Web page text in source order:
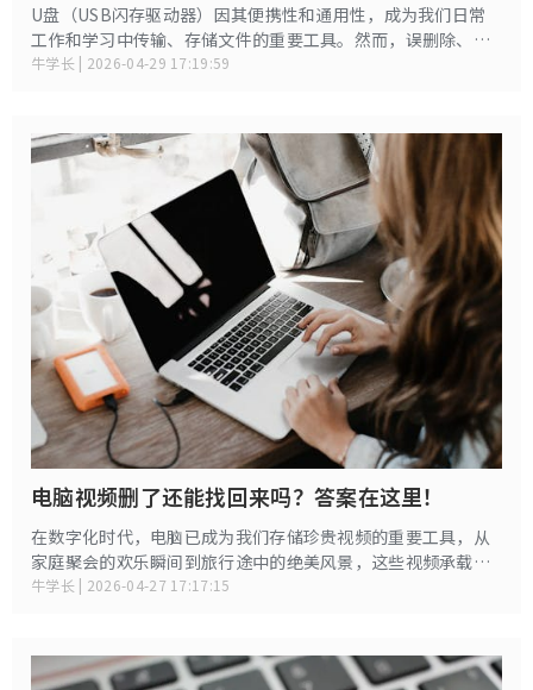
U盘（USB闪存驱动器）因其便携性和通用性，成为我们日常
工作和学习中传输、存储文件的重要工具。然而，误删除、误
格式化、U盘无法识别、提示需要格式化等问题也时有发生。
牛学长 | 2026-04-29 17:19:59
电脑视频删了还能找回来吗？答案在这里！
在数字化时代，电脑已成为我们存储珍贵视频的重要工具，从
家庭聚会的欢乐瞬间到旅行途中的绝美风景，这些视频承载着
无数美好回忆。然而，意外删除的情况时有发生，当发现重要
恢复方法。
牛学长 | 2026-04-27 17:17:15